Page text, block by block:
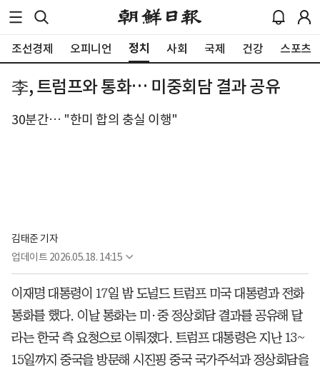
조선경제 오피니언 정치 사회 국제 건강 스포츠
李, 트럼프와 통화… 미중회담 결과 공유
30분간… "한미 합의 충실 이행"
김태준 기자
업데이트 2026.05.18. 14:15
이재명 대통령이 17일 밤 도널드 트럼프 미국 대통령과 전화
통화를 했다. 이날 통화는 미·중 정상회담 결과를 공유해 달
라는 한국 측 요청으로 이뤄졌다. 트럼프 대통령은 지난 13~
15일까지 중국을 방문해 시진핑 중국 국가주석과 정상회담을